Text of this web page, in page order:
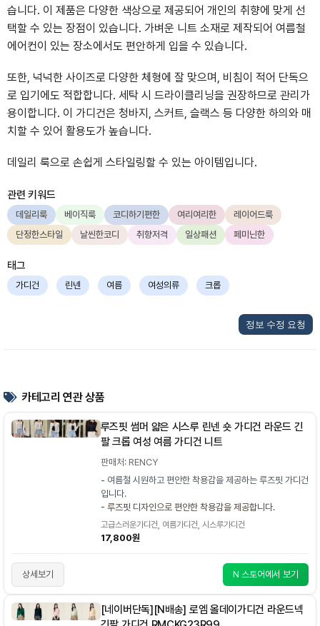
습니다. 이 제품은 다양한 색상으로 제공되어 개인의 취향에 맞게 선
택할 수 있는 장점이 있습니다. 가벼운 니트 소재로 제작되어 여름철
에어컨이 있는 장소에서도 편안하게 입을 수 있습니다.
또한, 넉넉한 사이즈로 다양한 체형에 잘 맞으며, 비침이 적어 단독으
로 입기에도 적합합니다. 세탁 시 드라이클리닝을 권장하므로 관리가
용이합니다. 이 가디건은 청바지, 스커트, 슬랙스 등 다양한 하의와 매
치할 수 있어 활용도가 높습니다.
데일리 룩으로 손쉽게 스타일링할 수 있는 아이템입니다.
관련 키워드
데일리룩 베이직룩 코디하기편한 여리여리한
레이어드룩
단정한스타일
날씬한코디 취향저격 일상패션 페미닌한
태그
가디건 린넨 여름 여성의류 크롭
정보 수정 요청
카테고리 연관 상품
루즈핏 썸머 얇은 시스루 린넨 숏 가디건 라운드 긴
팔 크롭 여성 여름 가디건 니트
판매처: RENCY
- 여름철 시원하고 편안한 착용감을 제공하는 루즈핏 가디건
입니다.
- 루즈핏 디자인으로 편안한 착용감을 제공합니다.
고급스러운가디건, 여름가디건, 시스루가디건
17,800원
상세보기 N 스토어에서 보기
[네이버단독][N배송] 로엠 올데이가디건 라운드넥